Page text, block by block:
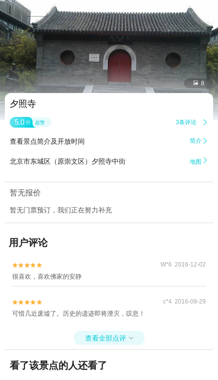
 8
夕照寺
5.0 分 超赞 3条评论 
查看景点简介及开放时间 简介 
北京市东城区（原崇文区）夕照寺中街 地图 
暂无报价
暂无门票预订，我们正在努力补充
用户评论

 W*6 2016-12-02
很喜欢，喜欢佛家的安静

 c*4 2016-09-29
可惜几近废墟了。历史的遗迹即将湮灭，叹息！
查看全部点评 
看了该景点的人还看了
